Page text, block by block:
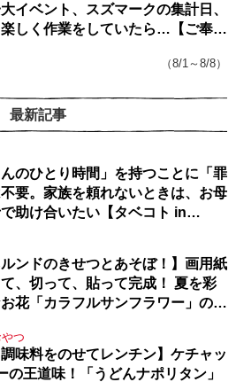
イベント、スズマークの集計日、
しく作業をしていたら…【ご奉仕
（8/1～8/8）
最新記事
んのひとり時間」を持つことに「罪
要。家族を頼れないときは、お母
助け合いたい【タベコト in
ルンドのきせつとあそぼ！】画用紙
、切って、貼って完成！ 夏を彩
花「カラフルサンフラワー」の作
つ
調味料をのせてレンチン】ケチャッ
の王道味！「うどんナポリタン」